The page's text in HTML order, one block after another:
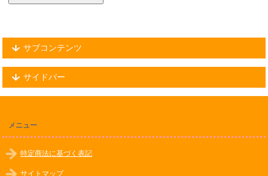
サブコンテンツ
サイドバー
メニュー
特定商法に基づく表記
サイトマップ